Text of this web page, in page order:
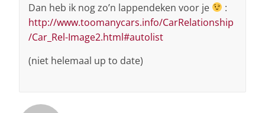
Dan heb ik nog zo’n lappendeken voor je
:
http://www.toomanycars.info/CarRelationship
/Car_Rel-Image2.html#autolist
(niet helemaal up to date)